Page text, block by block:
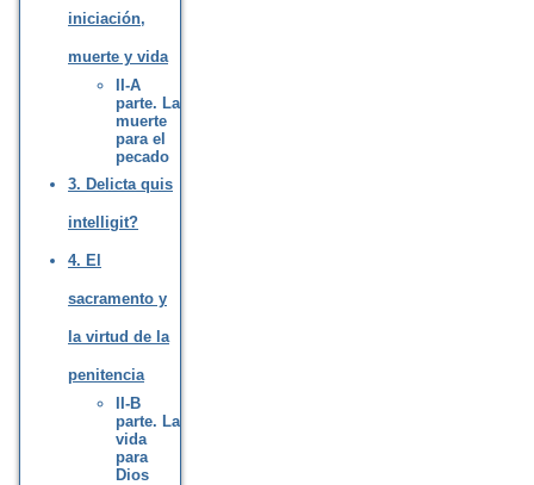
iniciación,
muerte y vida
II-A
parte. La
muerte
para el
pecado
3. Delicta quis
intelligit?
4. El
sacramento y
la virtud de la
penitencia
II-B
parte. La
vida
para
Dios